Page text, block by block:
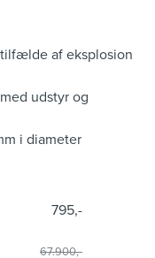
af eksplosion
udstyr og
i diameter
795,-
67.900,-